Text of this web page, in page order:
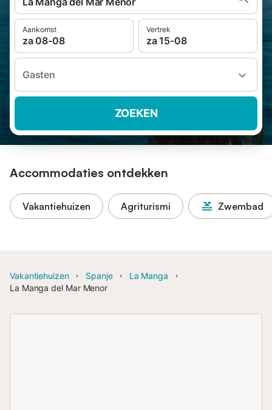
Aankomst
za 08-08
Vertrek
za 15-08
Gasten
ZOEKEN
Accommodaties ontdekken
Vakantiehuizen Agriturismi Zwembad
Vakantiehuizen Spanje
La Manga
La Manga del Mar Menor